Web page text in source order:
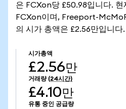
은 FCXon당 £50.98입니다.
FCXon이며, Freeport-
의 시가 총액은 £2.56만입니다.
시가총액
£2.56만
거래량 (24시간)
£4.10만
유통 중인 공급량